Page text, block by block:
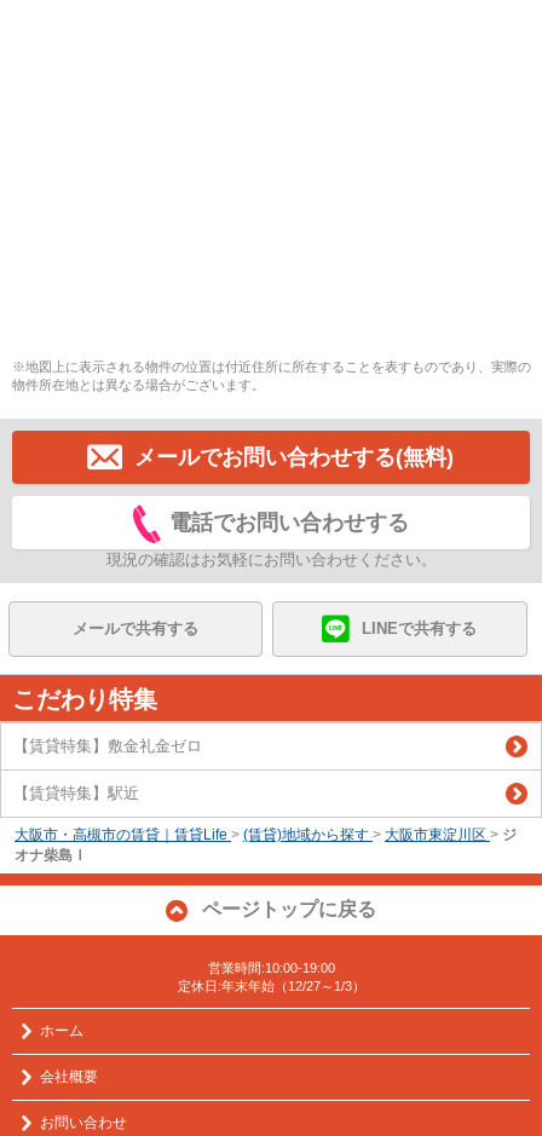
※地図上に表示される物件の位置は付近住所に所在することを表すものであり、実際の
物件所在地とは異なる場合がございます。
メールでお問い合わせする(無料)
電話でお問い合わせする
現況の確認はお気軽にお問い合わせください。
メールで共有する LINEで共有する
こだわり特集
【賃貸特集】敷金礼金ゼロ
【賃貸特集】駅近
大阪市・高槻市の賃貸｜賃貸Life > (賃貸)地域から探す > 大阪市東淀川区 > ジ
オナ柴島Ⅰ
ページトップに戻る
営業時間:10:00-19:00
定休日:年末年始（12/27～1/3）
ホーム
会社概要
お問い合わせ